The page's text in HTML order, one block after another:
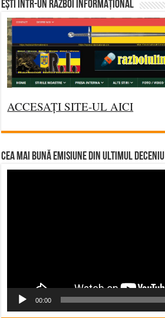
Ești într-un RĂZBOI INFORMAȚIONAL
ACCESAȚI SITE-UL AICI
CEA MAI BUNĂ EMISIUNE DIN ULTIMUL DECENIU
00:00